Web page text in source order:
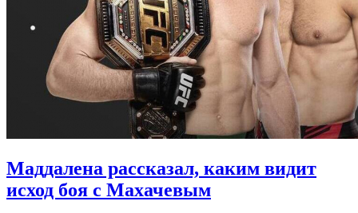
Маддалена рассказал, каким видит
исход боя с Махачевым